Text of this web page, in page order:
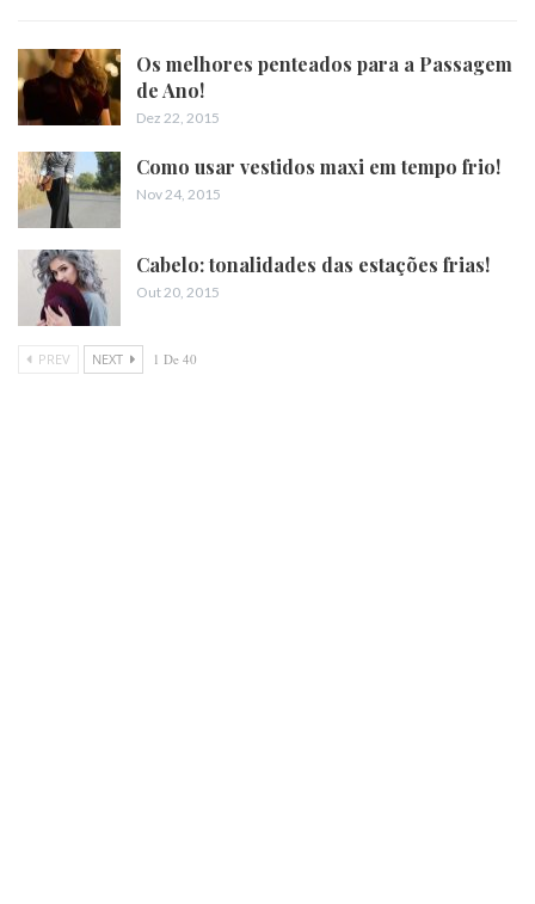
Os melhores penteados para a Passagem
de Ano!
Dez 22, 2015
Como usar vestidos maxi em tempo frio!
Nov 24, 2015
Cabelo: tonalidades das estações frias!
Out 20, 2015
PREV NEXT 1 De 40